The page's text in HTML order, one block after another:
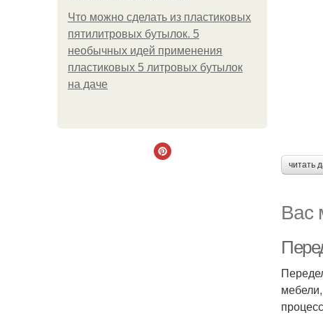
Что можно сделать из пластиковых
пятилитровых бутылок. 5
необычных идей применения
пластиковых 5 литровых бутылок
на даче
читать
Вас